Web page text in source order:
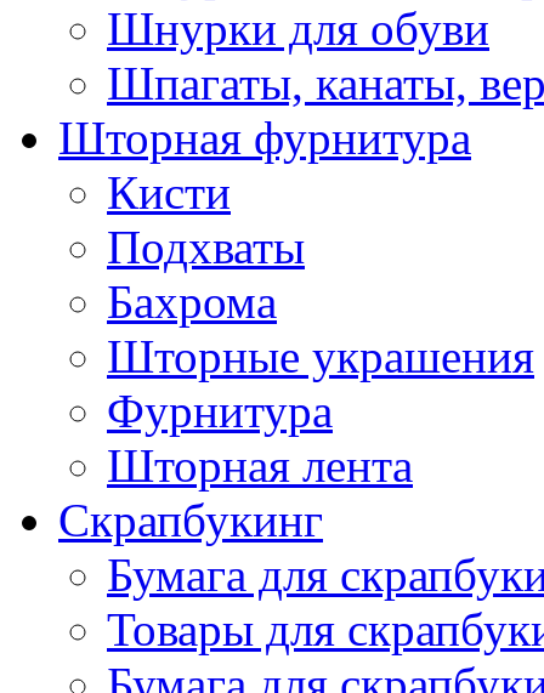
Шнурки для обуви
Шпагаты, канаты,
Шторная фурнитура
Кисти
Подхваты
Бахрома
Шторные украшения
Фурнитура
Шторная лента
Скрапбукинг
Бумага для
Товары для